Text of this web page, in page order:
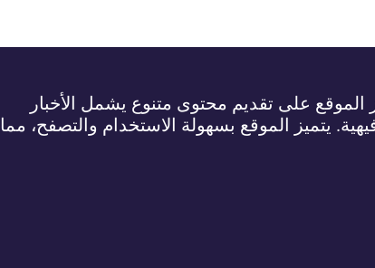
الموقع على تقديم محتوى متنوع يشمل الأخبار
يتميز الموقع بسهولة الاستخدام والتصفح، مما